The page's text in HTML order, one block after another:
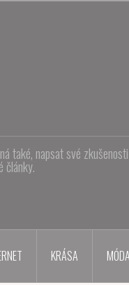
také, napsat své
články.
KRÁSA MÓDA